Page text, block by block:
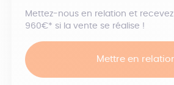
Mettez-nous en relation et
960€* si la vente se réalise !
Mettre en